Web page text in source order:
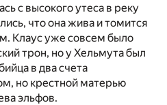
с высокого утеса в реку
что она жива и томится
Клаус уже совсем было
трон, но у Хельмута был
в два счета
но крестной матерью
эльфов.